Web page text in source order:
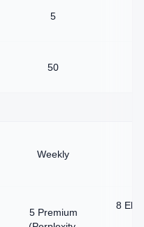
5
50
Weekly
5 Premium
8